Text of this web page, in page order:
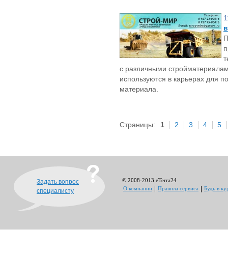
с различными
используются в карьерах для
материала.
Страницы: 1 2 3 4 5
Задать вопрос
специалисту
© 2008-2013 eTerra24
О компании
Правила сервиса Будь в